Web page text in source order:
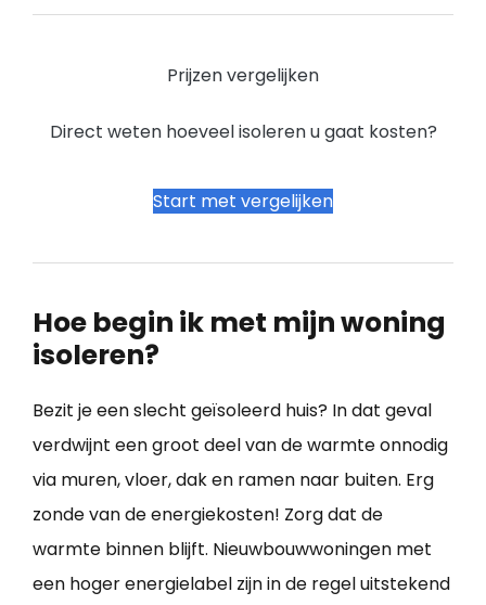
Prijzen vergelijken
Direct weten hoeveel isoleren u gaat kosten?
Start met vergelijken
Hoe begin ik met mijn woning
isoleren?
Bezit je een slecht geïsoleerd huis? In dat geval
verdwijnt een groot deel van de warmte onnodig
via muren, vloer, dak en ramen naar buiten. Erg
zonde van de energiekosten! Zorg dat de
warmte binnen blijft. Nieuwbouwwoningen met
een hoger energielabel zijn in de regel uitstekend